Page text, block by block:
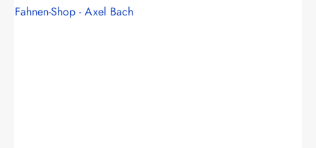
Fahnen-Shop - Axel Bach